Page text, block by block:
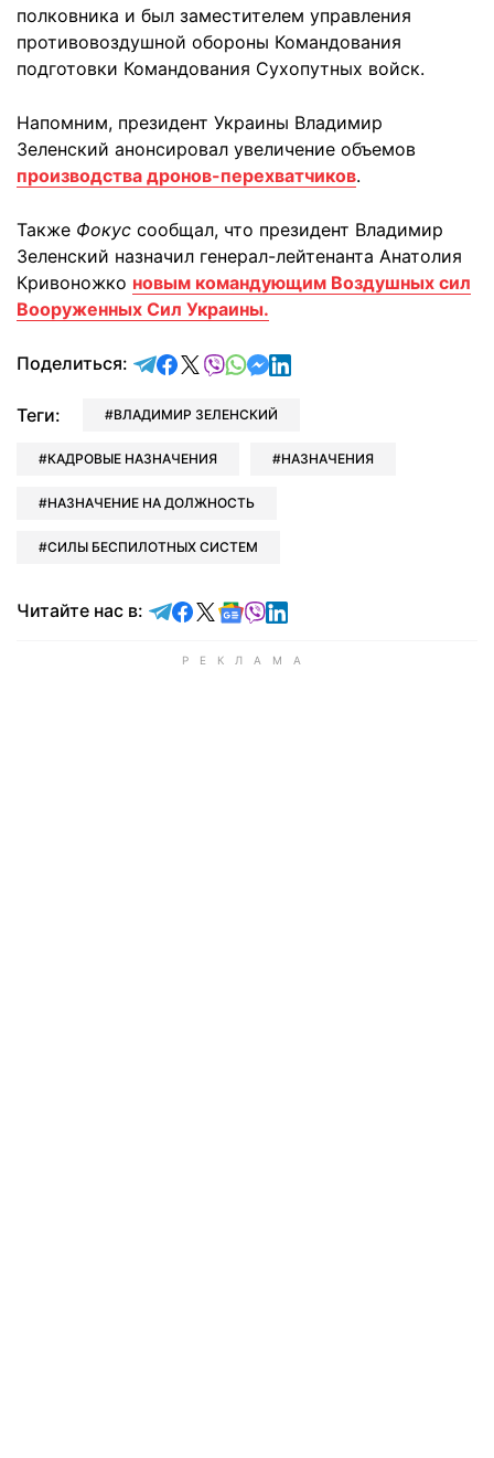
полковника и был заместителем управления
противовоздушной обороны Командования
подготовки Командования Сухопутных войск.
Напомним, президент Украины Владимир
Зеленский анонсировал увеличение объемов
производства дронов-перехватчиков.
Также Фокус сообщал, что президент Владимир
Зеленский назначил генерал-лейтенанта Анатолия
Кривоножко новым командующим Воздушных сил
Вооруженных Сил Украины.
Поделиться: отправить в Telegram
поделиться в Facebook
поделиться в X
отправить в Viber
отправить в Whatsapp
отправить в Messenger
отправить в LinkedIn
Теги: ВЛАДИМИР ЗЕЛЕНСКИЙ
КАДРОВЫЕ НАЗНАЧЕНИЯ НАЗНАЧЕНИЯ
НАЗНАЧЕНИЕ НА ДОЛЖНОСТЬ
СИЛЫ БЕСПИЛОТНЫХ СИСТЕМ
Читайте нас в: Читайте в Telegram
Читайте в Facebook
Читайте в X
Читайте в Google news
Читайте в Viber
Читайте в LinkedIn